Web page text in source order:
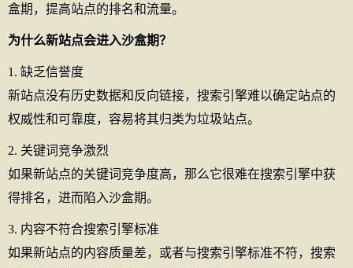
盒期，提高站点的排名和流量。
为什么新站点会进入沙盒期？
1. 缺乏信誉度
新站点没有历史数据和反向链接，搜索引擎难以确定站点的
权威性和可靠度，容易将其归类为垃圾站点。
2. 关键词竞争激烈
如果新站点的关键词竞争度高，那么它很难在搜索引擎中获
得排名，进而陷入沙盒期。
3. 内容不符合搜索引擎标准
如果新站点的内容质量差，或者与搜索引擎标准不符，搜索